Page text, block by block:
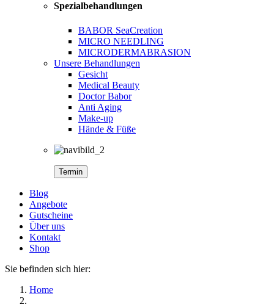
Spezialbehandlungen
BABOR SeaCreation
MICRO NEEDLING
MICRODERMABRASION
Unsere Behandlungen
Gesicht
Medical Beauty
Doctor Babor
Anti Aging
Make-up
Hände & Füße
Termin
Blog
Angebote
Gutscheine
Über uns
Kontakt
Shop
Sie befinden sich hier:
Home